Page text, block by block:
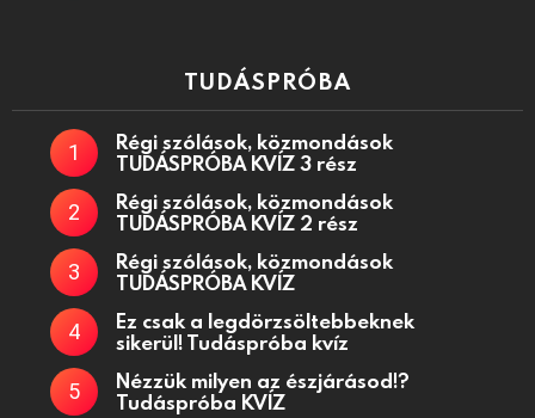
TUDÁSPRÓBA
Régi szólások, közmondások
TUDÁSPRÓBA KVÍZ 3 rész
Régi szólások, közmondások
TUDÁSPRÓBA KVÍZ 2 rész
Régi szólások, közmondások
TUDÁSPRÓBA KVÍZ
Ez csak a legdörzsöltebbeknek
sikerül! Tudáspróba kvíz
Nézzük milyen az észjárásod!?
Tudáspróba KVÍZ